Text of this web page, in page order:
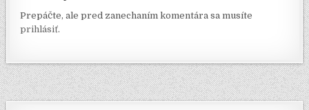
Prepáčte, ale pred zanechaním komentára sa musíte
prihlásiť.